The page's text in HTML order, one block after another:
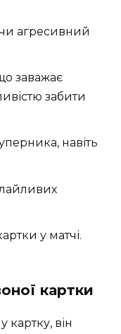
агресивний
заважає
забити
навіть
у матчі.
картки
він